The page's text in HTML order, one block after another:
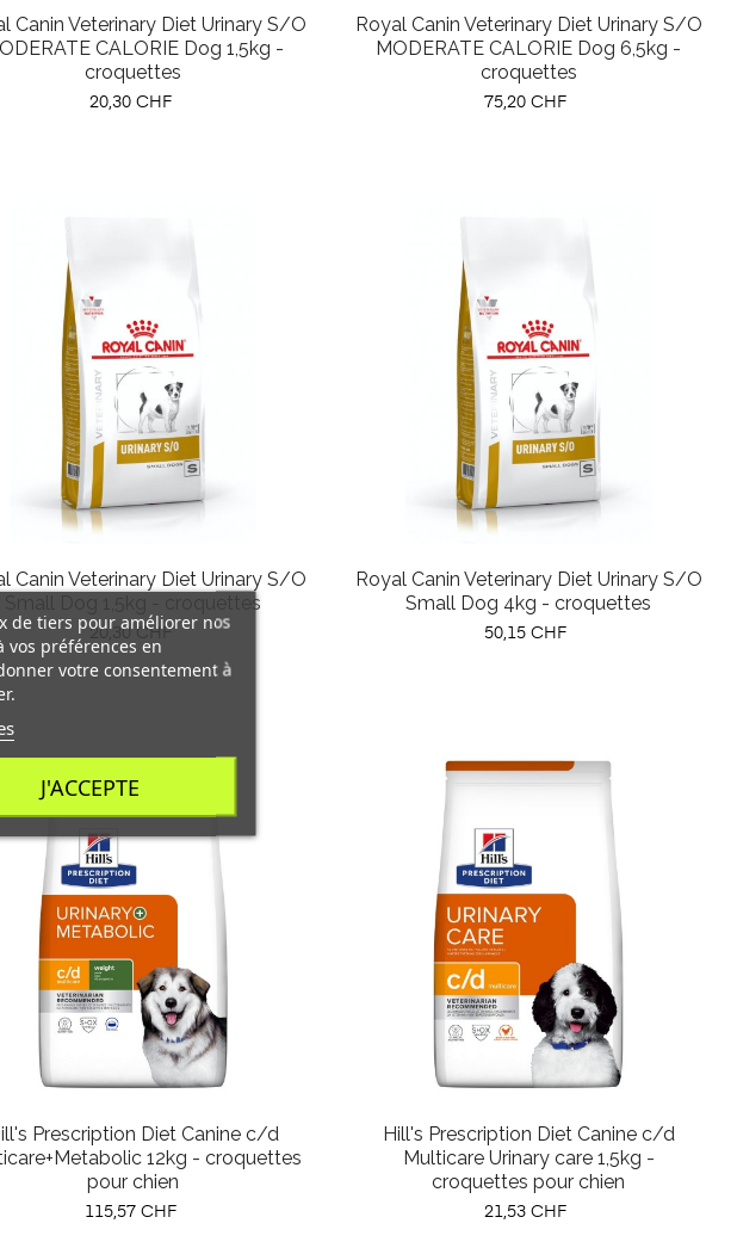
Canin Veterinary Diet Urinary S/O
CALORIE Dog 1,5kg -
croquettes
Prix
20,30 CHF
Royal Canin Veterinary Diet Urinary S/O
MODERATE CALORIE Dog 6,5kg -
croquettes
Prix
75,20 CHF
Canin Veterinary Diet Urinary S/O
Small Dog 1,5kg - croquettes
Prix
20,30 CHF
Royal Canin Veterinary Diet Urinary S/O
Small Dog 4kg - croquettes
Prix
50,15 CHF
Prescription Diet Canine c/d
12kg - croquettes
pour chien
Prix
115,57 CHF
Hill's Prescription Diet Canine c/d
Multicare Urinary care 1,5kg -
croquettes pour chien
Prix
21,53 CHF
de tiers pour améliorer nos
vos préférences en
votre consentement à
J'ACCEPTE